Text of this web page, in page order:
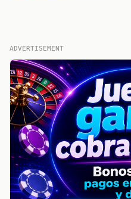
ADVERTISEMENT